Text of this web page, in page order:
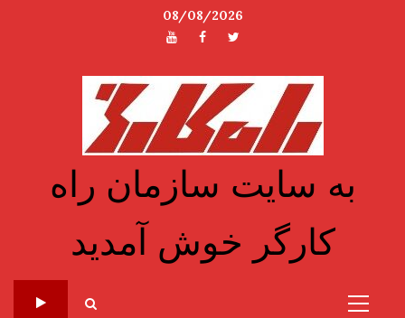
08/08/2026
توئیترفیسبوکیوتیوب
به سایت سازمان راه
کارگر خوش آمدید
Primary